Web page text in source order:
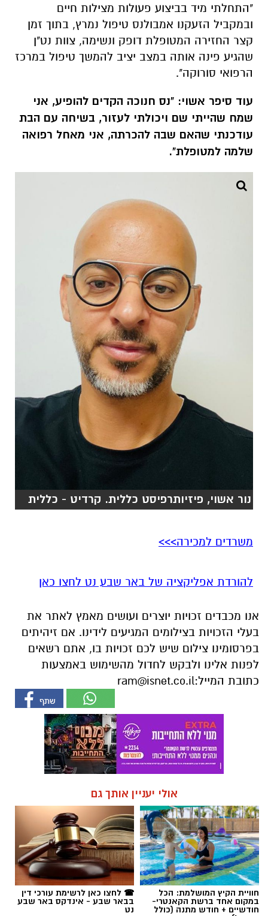
"התחלתי מיד בביצוע פעולות מצילות חיים
ובמקביל הזעקנו אמבולנס טיפול נמרץ, בתוך זמן
קצר החזירה המטופלת דופק ונשימה, צוות נט"ן
שהגיע פינה אותה במצב יציב להמשך טיפול במרכז
הרפואי סורוקה".
עוד סיפר אשוי: "נס חנוכה הקדים להופיע, אני
שמח שהייתי שם ויכולתי לעזור, בשיחה עם הבת
עודכנתי שהאם שבה להכרתה, אני מאחל רפואה
שלמה למטופלת".
נור אשוי, פיזיותרפיסט כללית. קרדיט - כללית
משרדים למכירה>>>
להורדת אפליקציה של באר שבע נט לחצו כאן
אנו מכבדים זכויות יוצרים ועושים מאמץ לאתר את
בעלי הזכויות בצילומים המגיעים לידינו. אם זיהיתים
בפרסומינו צילום שיש לכם זכויות בו, אתם רשאים
לפנות אלינו ולבקש לחדול מהשימוש באמצעות
כתובת המייל:ram@isnet.co.il
אולי יעניין אותך גם
חוויית הקיץ המושלמת: הכל
במקום אחד ברשת הקאנטרי-
חודשיים + חודש מתנה (כולל
☎ לחצו כאן לרשימת עורכי דין
בבאר שבע - אינדקס באר שבע
נט